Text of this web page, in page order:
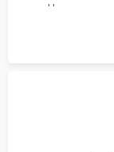
Надежное
аккуратное